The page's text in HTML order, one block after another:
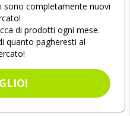
completamente nuovi
di prodotti ogni mese.
quanto pagheresti al